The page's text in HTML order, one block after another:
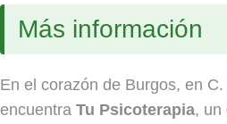
Más información
En el corazón de Burgos, en
encuentra Tu Psicoterapia, un